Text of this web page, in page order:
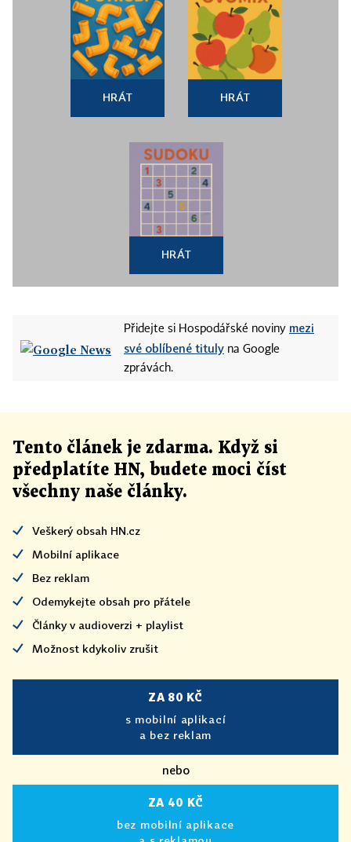
HRÁT HRÁT
HRÁT
Přidejte si Hospodářské noviny mezi
své oblíbené tituly na Google
zprávách.
Tento článek je zdarma. Když si
předplatíte HN, budete moci číst
všechny naše články.
Veškerý obsah HN.cz
Mobilní aplikace
Bez reklam
Odemykejte obsah pro přátele
Články v audioverzi + playlist
Možnost kdykoliv zrušit
ZA 80 KČ
s mobilní aplikací
a bez reklam
nebo
ZA 40 KČ
bez mobilní aplikace